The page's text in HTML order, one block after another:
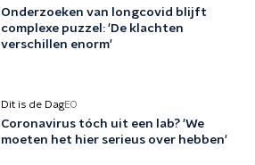
Onderzoeken van longcovid blijft
complexe puzzel: 'De klachten
verschillen enorm'
Dit is de DagEO
Coronavirus tóch uit een lab? 'We
moeten het hier serieus over hebben'